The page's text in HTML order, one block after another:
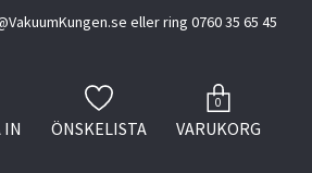
eller ring 0760 35 65 45
IN ÖNSKELISTA
0
VARUKORG